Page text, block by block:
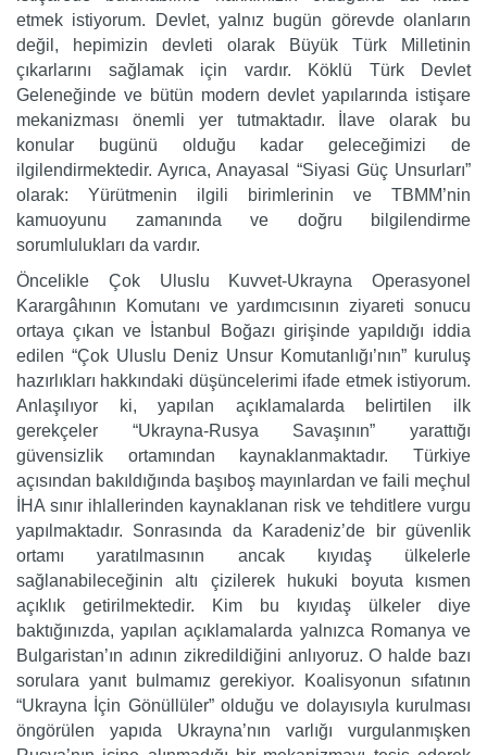
etmek istiyorum. Devlet, yalnız bugün görevde olanların
değil, hepimizin devleti olarak Büyük Türk Milletinin
çıkarlarını sağlamak için vardır. Köklü Türk Devlet
Geleneğinde ve bütün modern devlet yapılarında istişare
mekanizması önemli yer tutmaktadır. İlave olarak bu
konular bugünü olduğu kadar geleceğimizi de
ilgilendirmektedir. Ayrıca, Anayasal “Siyasi Güç Unsurları”
olarak: Yürütmenin ilgili birimlerinin ve TBMM’nin
kamuoyunu zamanında ve doğru bilgilendirme
sorumlulukları da vardır.
Öncelikle Çok Uluslu Kuvvet-Ukrayna Operasyonel
Karargâhının Komutanı ve yardımcısının ziyareti sonucu
ortaya çıkan ve İstanbul Boğazı girişinde yapıldığı iddia
edilen “Çok Uluslu Deniz Unsur Komutanlığı’nın” kuruluş
hazırlıkları hakkındaki düşüncelerimi ifade etmek istiyorum.
Anlaşılıyor ki, yapılan açıklamalarda belirtilen ilk
gerekçeler “Ukrayna-Rusya Savaşının” yarattığı
güvensizlik ortamından kaynaklanmaktadır. Türkiye
açısından bakıldığında başıboş mayınlardan ve faili meçhul
İHA sınır ihlallerinden kaynaklanan risk ve tehditlere vurgu
yapılmaktadır. Sonrasında da Karadeniz’de bir güvenlik
ortamı yaratılmasının ancak kıyıdaş ülkelerle
sağlanabileceğinin altı çizilerek hukuki boyuta kısmen
açıklık getirilmektedir. Kim bu kıyıdaş ülkeler diye
baktığınızda, yapılan açıklamalarda yalnızca Romanya ve
Bulgaristan’ın adının zikredildiğini anlıyoruz. O halde bazı
sorulara yanıt bulmamız gerekiyor. Koalisyonun sıfatının
“Ukrayna İçin Gönüllüler” olduğu ve dolayısıyla kurulması
öngörülen yapıda Ukrayna’nın varlığı vurgulanmışken